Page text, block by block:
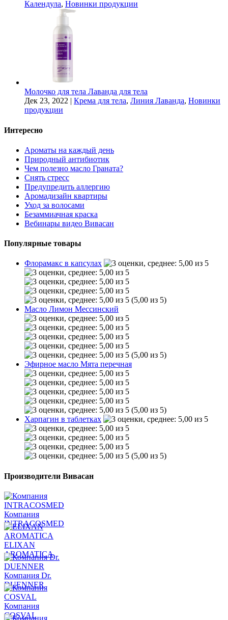
Календула, Новинки продукции
Молочко для тела Лаванда для тела
Дек 23, 2022 | Крема для тела, Линия Лаванда, Новинки
продукции
Интересно
Ароматы на каждый день
Природный антибиотик
Чем полезно масло Граната?
Снять стресс
Предупредить аллергию
Аромадизайн квартиры
Уход за волосами
Безаммиачная краска
Вебинары видео Вивасан
Популярные товары
Флорамакс в капсулах
(5,00 из 5)
Масло Лимон Мессинский
(5,00 из 5)
Эфирное масло Мята перечная
(5,00 из 5)
Харпагин в таблетках
(5,00 из 5)
Производители Вивасан
Компания
INTRACOSMED
ELIXAN
AROMATICA
Компания Dr.
DUENNER
Компания
COSVAL